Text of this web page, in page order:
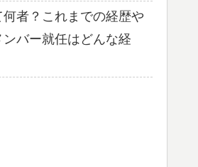
者？これまでの経歴や
バー就任はどんな経